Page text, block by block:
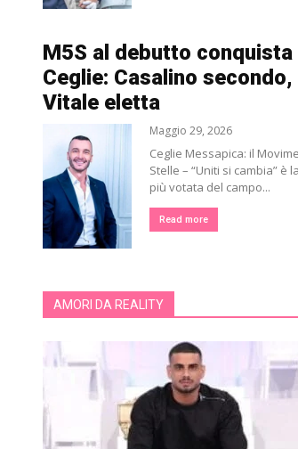
M5S al debutto conquista
Ceglie: Casalino secondo,
Vitale eletta
Maggio 29, 2026
Ceglie Messapica: il
Stelle – “Uniti si cambia” è
più votata del campo...
Read more
AMORI DA REALITY